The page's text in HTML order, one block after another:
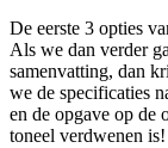
De eerste 3 opties
Als we dan verder
samenvatting, dan
we de specificaties
en de opgave op de
toneel verdwenen